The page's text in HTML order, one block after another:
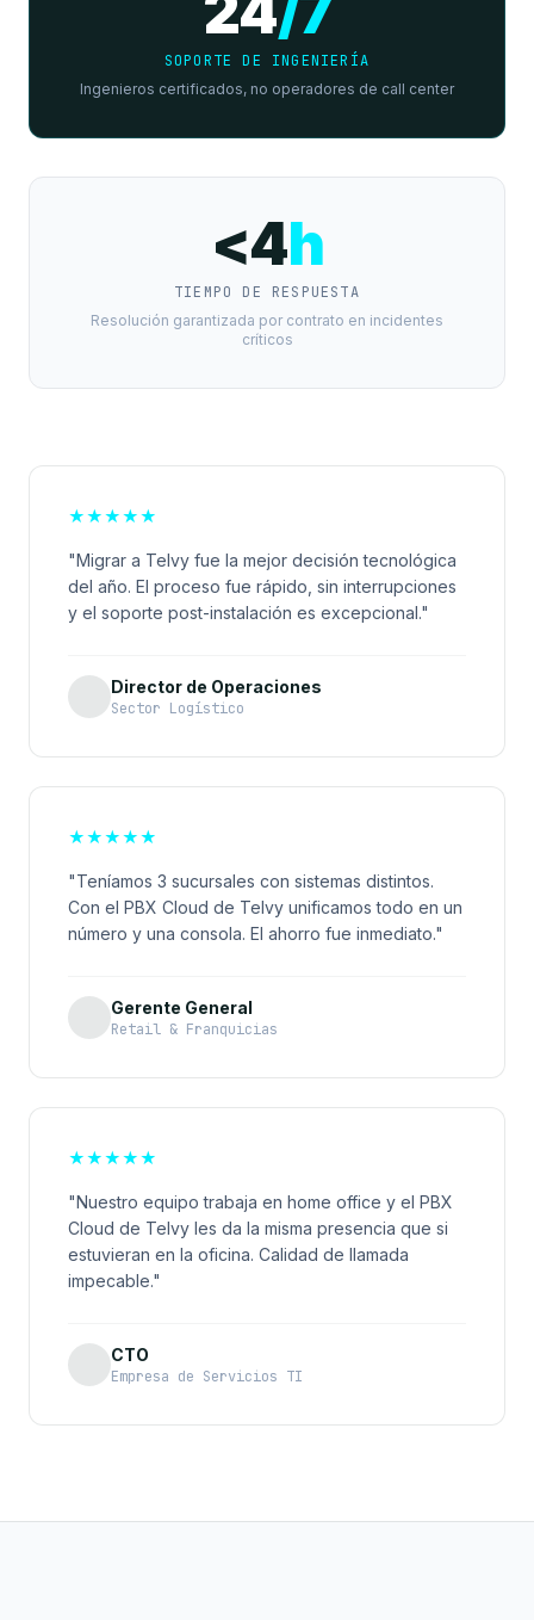
SOPORTE DE INGENIERÍA
Ingenieros certificados, no operadores de call center
<4h
TIEMPO DE RESPUESTA
Resolución garantizada por contrato en incidentes
críticos
★★★★★
"Migrar a Telvy fue la mejor decisión tecnológica
del año. El proceso fue rápido, sin interrupciones
y el soporte post-instalación es excepcional."
Director de Operaciones
Sector Logístico
★★★★★
"Teníamos 3 sucursales con sistemas distintos.
Con el PBX Cloud de Telvy unificamos todo en un
número y una consola. El ahorro fue inmediato."
Gerente General
Retail & Franquicias
★★★★★
"Nuestro equipo trabaja en home office y el PBX
Cloud de Telvy les da la misma presencia que si
estuvieran en la oficina. Calidad de llamada
impecable."
CTO
Empresa de Servicios TI